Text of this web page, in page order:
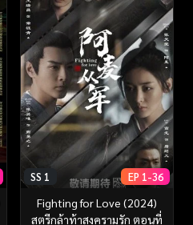
SS 1 EP 1-36
Fighting for Love (2024)
สตรีกล้าท้าสงครามรัก ตอนที่